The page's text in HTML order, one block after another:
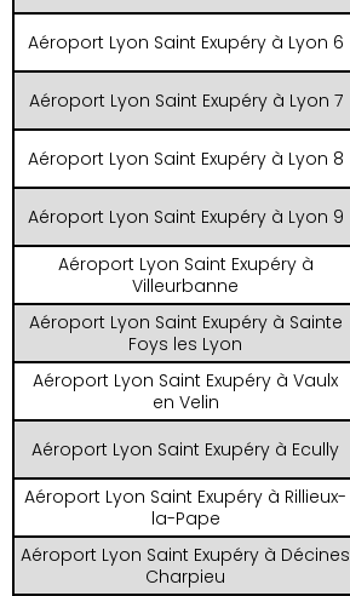
Aéroport Lyon Saint Exupéry à Lyon 6
Aéroport Lyon Saint Exupéry à Lyon 7
Aéroport Lyon Saint Exupéry à Lyon 8
Aéroport Lyon Saint Exupéry à Lyon 9
Aéroport Lyon Saint Exupéry à
Villeurbanne
Aéroport Lyon Saint Exupéry à Sainte
Foys les Lyon
Aéroport Lyon Saint Exupéry à Vaulx
en Velin
Aéroport Lyon Saint Exupéry à Ecully
Aéroport Lyon Saint Exupéry à Rillieux-
la-Pape
Aéroport Lyon Saint Exupéry à Décines
Charpieu